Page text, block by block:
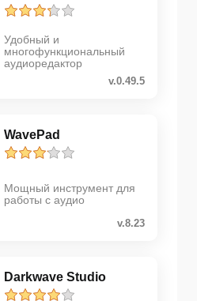
Удобный и
многофункциональный
аудиоредактор
v.0.49.5
WavePad
Мощный инструмент для
работы с аудио
v.8.23
Darkwave Studio